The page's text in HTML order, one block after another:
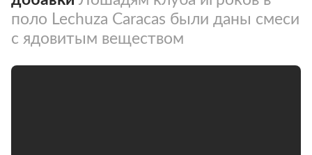
поло Lechuza Caracas были даны смеси
с ядовитым веществом